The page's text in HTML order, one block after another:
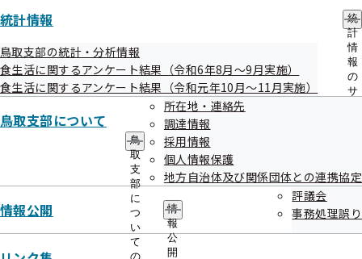
統計情報
統
計
情
報
の
サ
鳥取支部の統計・分析情報
食生活に関するアンケート結果（令和6年8月～9月実施）
食生活に関するアンケート結果（令和元年10月～11月実施）
鳥取支部について
鳥
取
支
部
に
つ
い
て
の
所在地・連絡先
調達情報
採用情報
個人情報保護
地方自治体及び関係団体との連携協定
情報公開
情
報
公
開
評議会
事務処理誤り
健診の種類
の補助額
基本的な健診
〇診察等
〇問診
〇身体計測
〇血圧測定
〇血中脂質検査
〇肝機能検査
〇血糖検査
〇尿検査
円まで
詳細な健診
〇心電図検査
〇眼底検査
3,400円まで